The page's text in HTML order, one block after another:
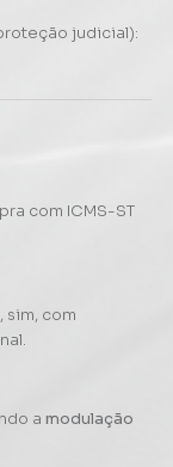
judicial):
com ICMS-ST
, sim, com
a modulação